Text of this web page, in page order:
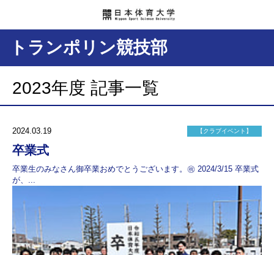
トランポリン競技部
2023年度 記事一覧
2024.03.19 【クラブイベント】
卒業式
卒業生のみなさん御卒業おめでとうございます。㊗️ 2024/3/15 卒業式
が、...